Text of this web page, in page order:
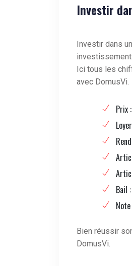
Investir
Investir dans
Ici tous les
avec DomusVi.
Prix :
Bail :
Bien réussir
DomusVi.